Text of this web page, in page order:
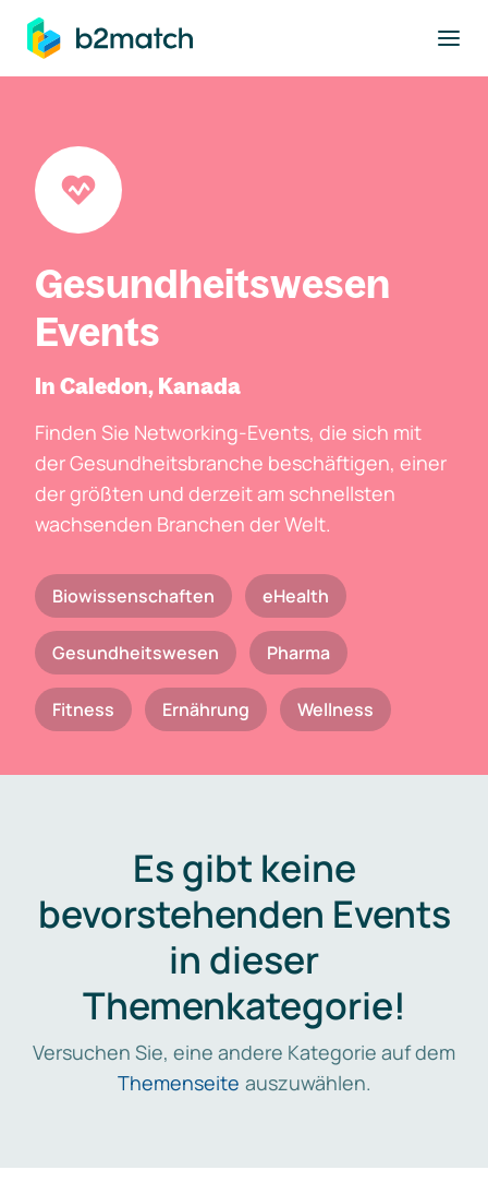
springen
Gesundheitswesen
Events
In Caledon, Kanada
Finden Sie Networking-Events, die sich mit
der Gesundheitsbranche beschäftigen, einer
der größten und derzeit am schnellsten
wachsenden Branchen der Welt.
Biowissenschaften eHealth
Gesundheitswesen Pharma
Fitness Ernährung Wellness
Es gibt keine
bevorstehenden Events
in dieser
Themenkategorie!
Versuchen Sie, eine andere Kategorie auf dem
Themenseite auszuwählen.